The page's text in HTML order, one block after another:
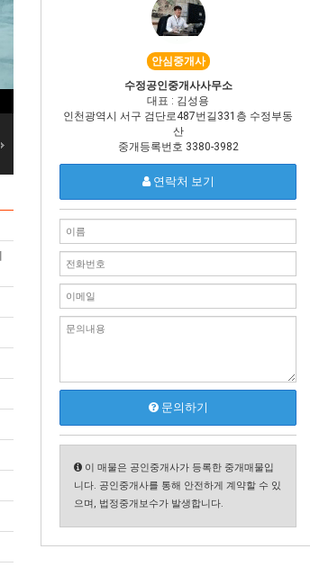
안심중개사
수정공인중개사사무소
대표 : 김성용
인천광역시 서구 검단로487번길331층 수정부동
산
중개등록번호 3380-3982
연락처 보기
문의하기
이 매물은 공인중개사가 등록한 중개매물입
니다. 공인중개사를 통해 안전하게 계약할 수 있
으며, 법정중개보수가 발생합니다.